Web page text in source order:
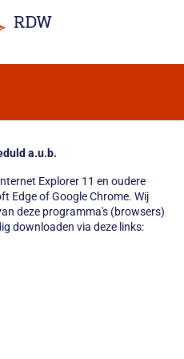
a.u.b.
Explorer 11 en oudere
Edge of Google Chrome. Wij
deze programma's (browsers)
downloaden via deze links: